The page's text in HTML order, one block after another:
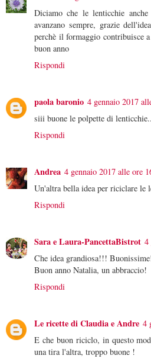
Diciamo che le lenticchie
avanzano sempre, grazie
perchè il formaggio contribuisce
buon anno
Rispondi
paola baronio 4 gennaio 2017
siii buone le polpette di
Rispondi
Andrea 4 gennaio 2017 alle ore
Un'altra bella idea per riciclare le
Rispondi
Sara e Laura-PancettaBistrot 4
Che idea grandiosa!!!
Buon anno Natalia, un abbraccio!
Rispondi
Le ricette di Claudia e Andre 4
E che buon riciclo, in questo
una tira l'altra, troppo buone !